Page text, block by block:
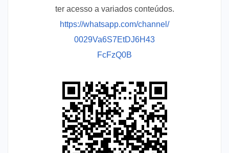
ter acesso a variados conteúdos.
https://whatsapp.com/channel/
0029Va6S7EtDJ6H43
FcFzQ0B